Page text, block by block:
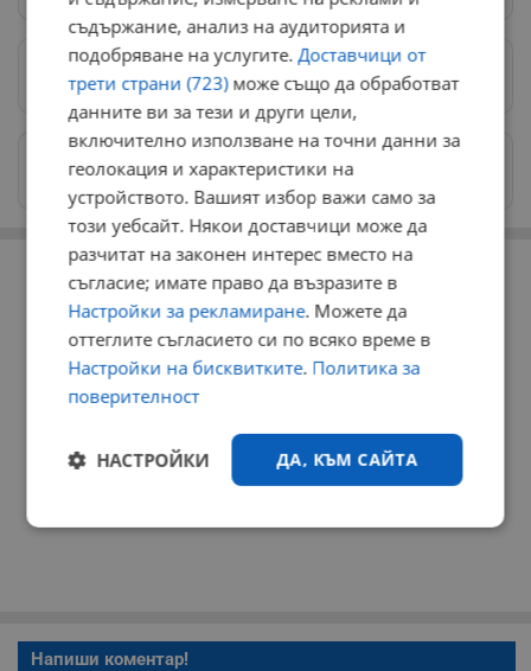
Предпочитани източници →
Изпращайте снимки и информация на
news@dunavmost.com
Напиши коментар!
съдържание, анализ на аудиторията и
подобряване на услугите.Доставчици от
трети страни (723)може също да обработват
данните ви за тези и други цели,
включително използване на точни данни за
геолокация и характеристики на
устройството. Вашият избор важи само за
този уебсайт. Някои доставчици може да
разчитат на законен интерес вместо на
съгласие; имате право да възразите в
Настройки за рекламиране. Можете да
оттеглите съгласието си по всяко време в
Настройки на бисквитките. Политика за
поверителност
ДА, КЪМ САЙТА
НАСТРОЙКИ
Строго
Ефективност
Таргетиране Функционалност